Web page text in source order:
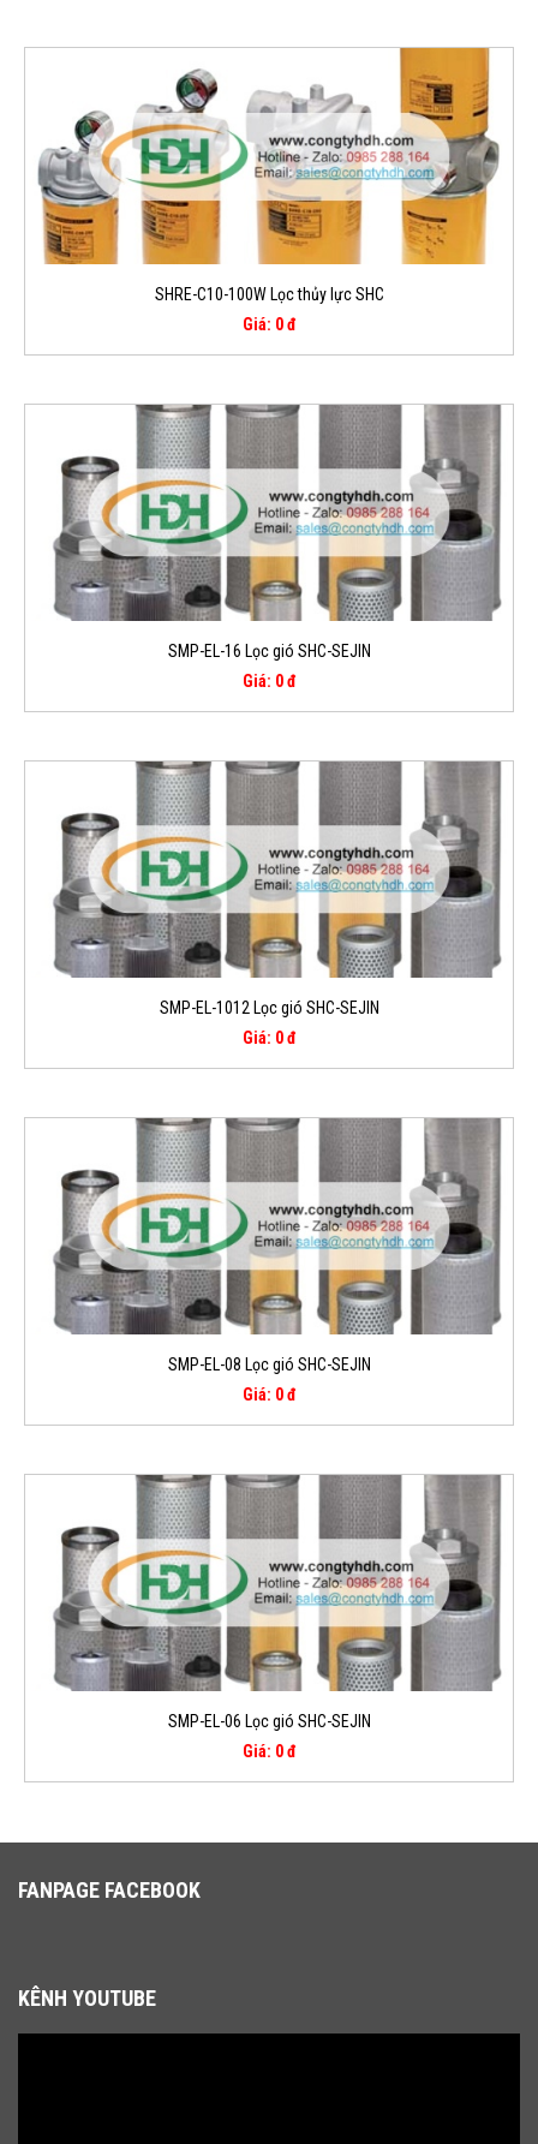
SHRE-C10-100W Lọc thủy lực SHC
Giá: 0 đ
SMP-EL-16 Lọc gió SHC-SEJIN
Giá: 0 đ
SMP-EL-1012 Lọc gió SHC-SEJIN
Giá: 0 đ
SMP-EL-08 Lọc gió SHC-SEJIN
Giá: 0 đ
SMP-EL-06 Lọc gió SHC-SEJIN
Giá: 0 đ
FANPAGE FACEBOOK
KÊNH YOUTUBE